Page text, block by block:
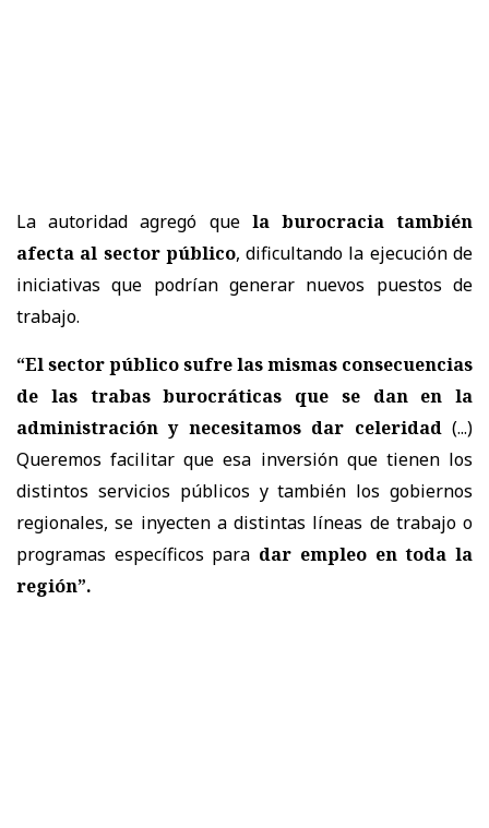
La autoridad agregó que la burocracia también
afecta al sector público, dificultando la ejecución de
iniciativas que podrían generar nuevos puestos de
trabajo.
“El sector público sufre las mismas consecuencias
de las trabas burocráticas que se dan en la
administración y necesitamos dar celeridad(...)
Queremos facilitar que esa inversión que tienen los
distintos servicios públicos y también los gobiernos
regionales, se inyecten a distintas líneas de trabajo o
programas específicos para dar empleo en toda la
región”.